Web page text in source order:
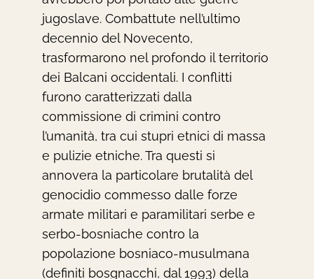
jugoslave. Combattute nell’ultimo
decennio del Novecento,
trasformarono nel profondo il territorio
dei Balcani occidentali. I conflitti
furono caratterizzati dalla
commissione di crimini contro
l’umanità, tra cui stupri etnici di massa
e pulizie etniche. Tra questi si
annovera la particolare brutalità del
genocidio commesso dalle forze
armate militari e paramilitari serbe e
serbo-bosniache contro la
popolazione bosniaco-musulmana
(definiti bosgnacchi, dal 1993) della